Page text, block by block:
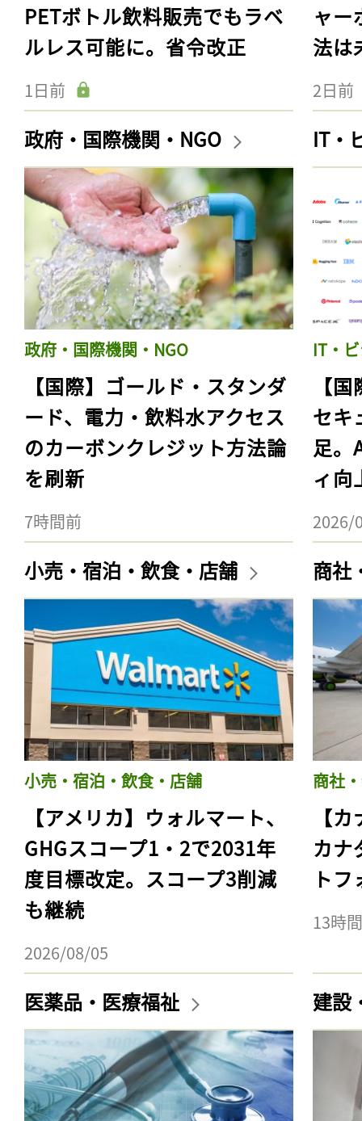
PETボトル飲料販売でもラベ
ルレス可能に。省令改正
1日前
ャー
法は
2日前
政府・国際機関・NGO
政府・国際機関・NGO
【国際】ゴールド・スタンダ
ード、電力・飲料水アクセス
のカーボンクレジット方法論
を刷新
7時間前
IT・
IT・
【
セキ
足。
ィ向
2026/
小売・宿泊・飲食・店舗
小売・宿泊・飲食・店舗
【アメリカ】ウォルマート、
GHGスコープ1・2で2031年
度目標改定。スコープ3削減
も継続
2026/08/05
商社
商社
【
カナ
ト
13時
医薬品・医療福祉 建設